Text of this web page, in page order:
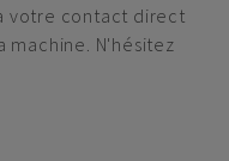
votre contact direct
machine. N'hésitez